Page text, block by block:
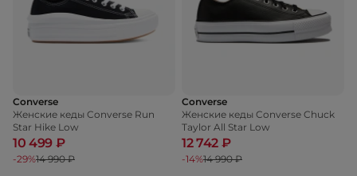
Converse
Женские кеды Converse Run
Star Hike Low
10 499 ₽
-29%14 990 ₽
Converse
Женские кеды Converse Chuck
Taylor All Star Low
12 742 ₽
-14%14 990 ₽